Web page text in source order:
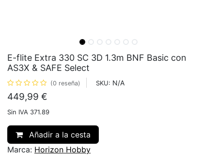
E-flite Extra 330 SC 3D 1.3m BNF Basic con
AS3X & SAFE Select
(0 reseña) SKU: N/A
449,99 €
Sin IVA 371.89
Añadir a la cesta
Marca: Horizon Hobby